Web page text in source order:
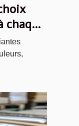
chaque